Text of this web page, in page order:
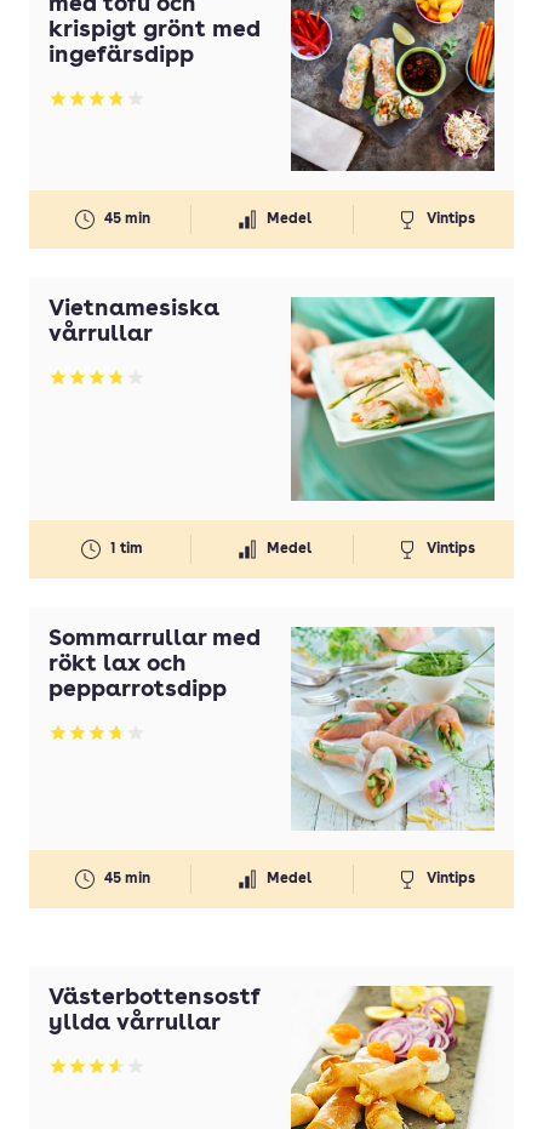
med tofu och
krispigt grönt med
ingefärsdipp
Betyg: 3.78 av 5
45 min Medel Vintips
Vietnamesiska
vårrullar
Betyg: 3.79 av 5
1 tim Medel Vintips
Sommarrullar med
rökt lax och
pepparrotsdipp
Betyg: 3.7 av 5
45 min Medel Vintips
Västerbottensostf
yllda vårrullar
Betyg: 3.55 av 5